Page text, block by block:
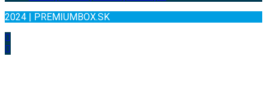
2024 | PREMIUMBOX.SK